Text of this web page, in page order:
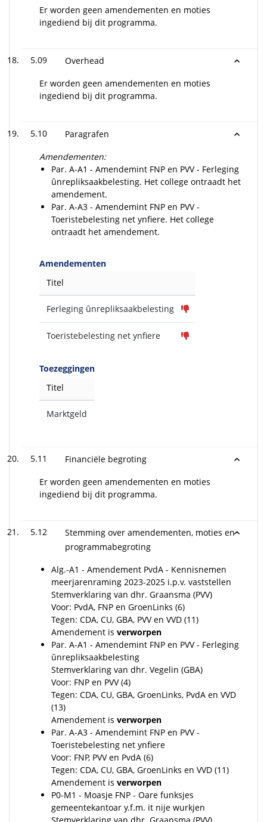
Er worden geen amendementen en moties
ingediend bij dit programma.
5.09
Overhead
Er worden geen amendementen en moties
ingediend bij dit programma.
5.10
Paragrafen
Amendementen:
Par. A-A1 - Amendemint FNP en PVV - Ferleging
ûnrepliksaakbelesting. Het college ontraadt het
amendement.
Par. A-A3 - Amendemint FNP en PVV -
Toeristebelesting net ynfiere. Het college
ontraadt het amendement.
Amendementen
Titel
Ferleging ûnrepliksaakbelesting
Toeristebelesting net ynfiere
Toezeggingen
Titel
Marktgeld
5.11
Financiële begroting
Er worden geen amendementen en moties
ingediend bij dit programma.
5.12
Stemming over amendementen, moties en
programmabegroting
Alg.-A1 - Amendement PvdA - Kennisnemen
meerjarenraming 2023-2025 i.p.v. vaststellen
Stemverklaring van dhr. Graansma (PVV)
Voor: PvdA, FNP en GroenLinks (6)
Tegen: CDA, CU, GBA, PVV en VVD (11)
Amendement is verworpen
Par. A-A1 - Amendemint FNP en PVV - Ferleging
ûnrepliksaakbelesting
Stemverklaring van dhr. Vegelin (GBA)
Voor: FNP en PVV (4)
Tegen: CDA, CU, GBA, GroenLinks, PvdA en VVD
(13)
Amendement is verworpen
Par. A-A3 - Amendemint FNP en PVV -
Toeristebelesting net ynfiere
Voor: FNP, PVV en PvdA (6)
Tegen: CDA, CU, GBA, GroenLinks en VVD (11)
Amendement is verworpen
P0-M1 - Moasje FNP - Oare funksjes
gemeentekantoar y.f.m. it nije wurkjen